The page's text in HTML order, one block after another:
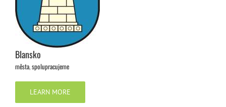
Blansko
města,spolupracujeme
LEARN MORE